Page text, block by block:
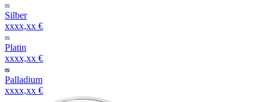
Silber
xxxx,xx €
Platin
xxxx,xx €
Palladium
xxxx,xx €